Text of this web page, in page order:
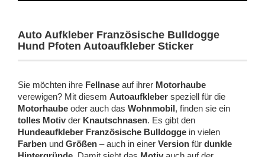
Auto Aufkleber Französische Bulldogge
Hund Pfoten Autoaufkleber Sticker
Sie möchten ihre Fellnase auf ihrer Motorhaube
verewigen? Mit diesem Autoaufkleber speziell für die
Motorhaube oder auch das Wohnmobil , finden sie ein
tolles Motiv der Knautschnasen. Es gibt den
Hundeaufkleber Französische Bulldogge in vielen
Farben und Größen – auch in einer Version für dunkle